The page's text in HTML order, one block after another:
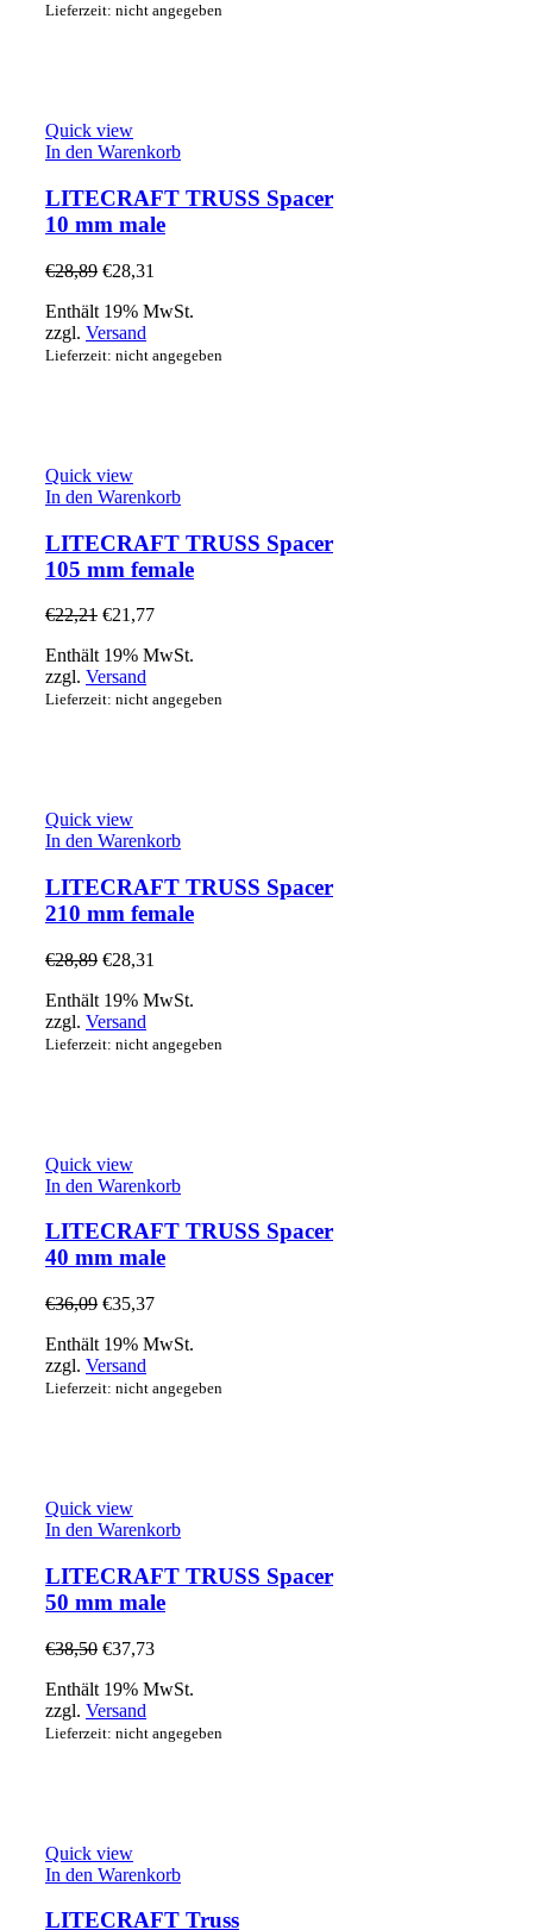
Lieferzeit: nicht angegeben
Quick view
In den Warenkorb
LITECRAFT TRUSS Spacer
10 mm male
€28,89 €28,31
Enthält 19% MwSt.
zzgl. Versand
Lieferzeit: nicht angegeben
Quick view
In den Warenkorb
LITECRAFT TRUSS Spacer
105 mm female
€22,21 €21,77
Enthält 19% MwSt.
zzgl. Versand
Lieferzeit: nicht angegeben
Quick view
In den Warenkorb
LITECRAFT TRUSS Spacer
210 mm female
€28,89 €28,31
Enthält 19% MwSt.
zzgl. Versand
Lieferzeit: nicht angegeben
Quick view
In den Warenkorb
LITECRAFT TRUSS Spacer
40 mm male
€36,09 €35,37
Enthält 19% MwSt.
zzgl. Versand
Lieferzeit: nicht angegeben
Quick view
In den Warenkorb
LITECRAFT TRUSS Spacer
50 mm male
€38,50 €37,73
Enthält 19% MwSt.
zzgl. Versand
Lieferzeit: nicht angegeben
Quick view
In den Warenkorb
LITECRAFT Truss